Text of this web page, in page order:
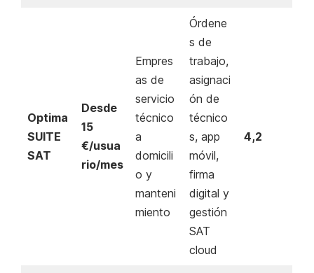
Optima
SUITE
SAT
Desde
15
€/usua
rio/mes
Empres
as de
servicio
técnico
a
domicili
o y
manteni
miento
Órdene
s de
trabajo,
asignaci
ón de
técnico
s, app
móvil,
firma
digital y
gestión
SAT
cloud
4,2